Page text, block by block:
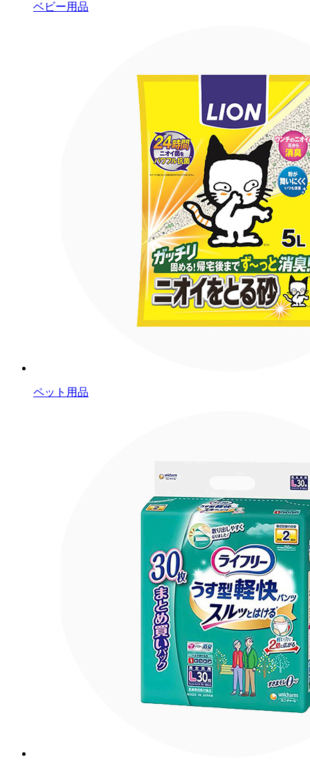
ベビー用品
ペット用品